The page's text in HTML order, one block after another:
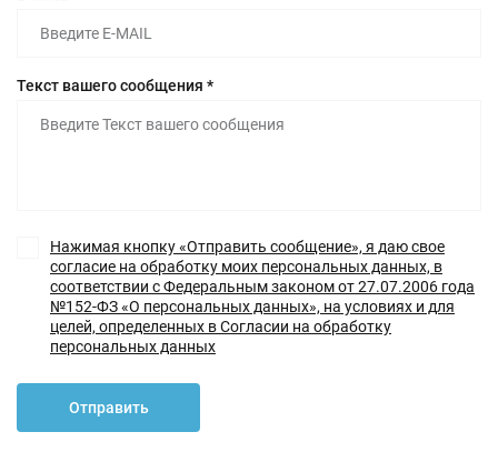
Текст вашего сообщения *
Нажимая кнопку «Отправить сообщение», я даю свое
согласие на обработку моих персональных данных, в
соответствии с Федеральным законом от 27.07.2006 года
№152-ФЗ «О персональных данных», на условиях и для
целей, определенных в Согласии на обработку
персональных данных
Отправить